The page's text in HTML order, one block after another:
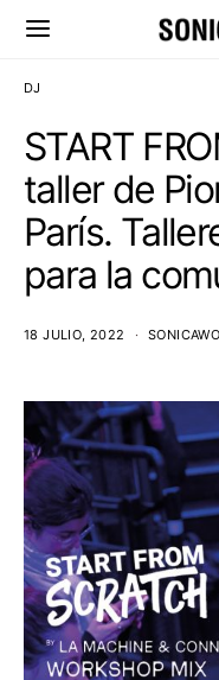
DJ
START
taller de
París.
para la
18 JULIO, 2022